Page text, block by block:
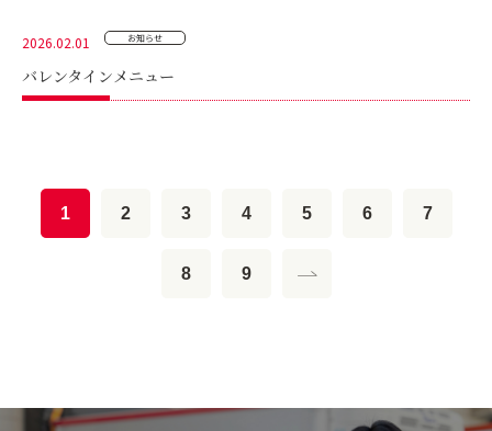
2026.02.01 お知らせ
バレンタインメニュー
1 2 3 4 5 6 7
8 9